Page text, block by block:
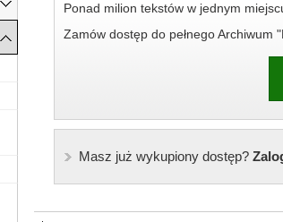
Ponad milion tekstów w jednym
Zamów dostęp do pełnego Archiwum
Masz już wykupiony dostęp?